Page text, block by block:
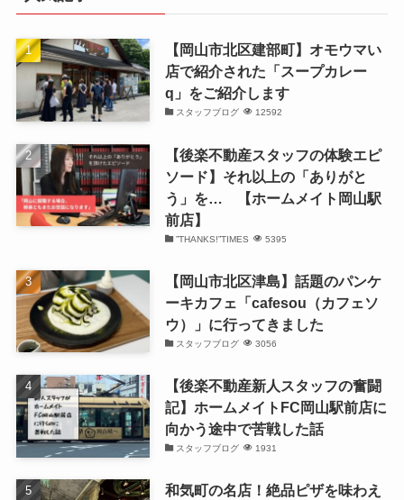
ブ
【岡山市北区建部町】オモウマい
店で紹介された「スープカレー
q」をご紹介します
スタッフブログ 12592
【後楽不動産スタッフの体験エピ
ソード】それ以上の「ありがと
う」を… 【ホームメイト岡山駅
前店】
”THANKS!”TIMES 5395
【岡山市北区津島】話題のパンケ
ーキカフェ「cafesou（カフェソ
ウ）」に行ってきました
スタッフブログ 3056
【後楽不動産新人スタッフの奮闘
記】ホームメイトFC岡山駅前店に
向かう途中で苦戦した話
スタッフブログ 1931
和気町の名店！絶品ピザを味わえ